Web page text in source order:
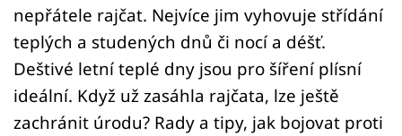
nepřátele rajčat. Nejvíce jim vyhovuje střídání
teplých a studených dnů či nocí a déšť.
Deštivé letní teplé dny jsou pro šíření plísní
ideální. Když už zasáhla rajčata, lze ještě
zachránit úrodu? Rady a tipy, jak bojovat proti